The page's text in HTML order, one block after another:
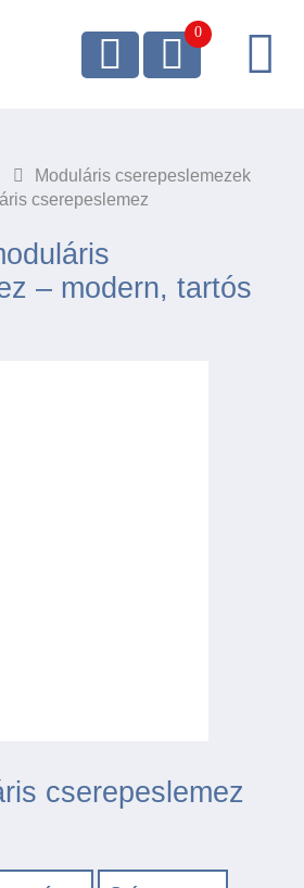
Moduláris cserepeslemezek
cserepeslemez
– modern, tartós
cserepeslemez